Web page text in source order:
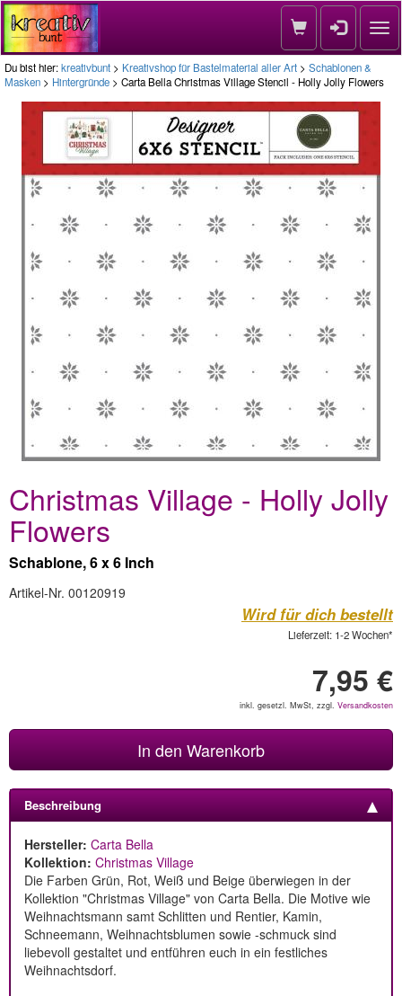
Du bist hier:kreativbunt > Kreativshop für Bastelmaterial aller Art > Schablonen &
Masken > Hintergründe > Carta Bella Christmas Village Stencil - Holly Jolly Flowers
Christmas Village - Holly Jolly
Flowers
Schablone, 6 x 6 Inch
Artikel-Nr. 00120919
Wird für dich bestellt
Lieferzeit: 1-2 Wochen*
7,95 €
inkl. gesetzl. MwSt, zzgl. Versandkosten
In den Warenkorb
Beschreibung
Hersteller: Carta Bella
Kollektion: Christmas Village
Die Farben Grün, Rot, Weiß und Beige überwiegen in der
Kollektion "Christmas Village" von Carta Bella. Die Motive wie
Weihnachtsmann samt Schlitten und Rentier, Kamin,
Schneemann, Weihnachtsblumen sowie -schmuck sind
liebevoll gestaltet und entführen euch in ein festliches
Weihnachtsdorf.